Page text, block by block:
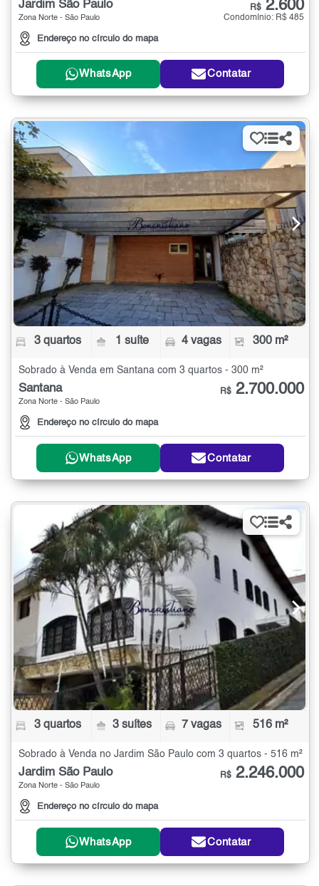
Jardim São Paulo
Zona Norte - São Paulo
Endereço no círculo do mapa
R$ 2.600
Condomínio: R$ 485
WhatsApp Contatar
3 quartos 1 suíte 4 vagas 300 m²
Sobrado à Venda em Santana com 3 quartos - 300 m²
Santana
Zona Norte - São Paulo
Endereço no círculo do mapa
R$ 2.700.000
WhatsApp Contatar
3 quartos 3 suítes 7 vagas 516 m²
Sobrado à Venda no Jardim São Paulo com 3 quartos - 516 m²
Jardim São Paulo
Zona Norte - São Paulo
Endereço no círculo do mapa
R$ 2.246.000
WhatsApp Contatar